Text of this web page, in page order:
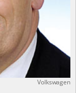
Volkswagen